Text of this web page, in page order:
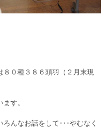
０種３８６頭羽（２月末現
す。
んなお話をして･･･やむなく